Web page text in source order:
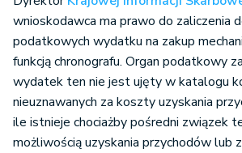
wnioskodawca ma prawo do zaliczenia
podatkowych wydatku na zakup
funkcją chronografu. Organ podatkowy
wydatek ten nie jest ujęty w katalogu
nieuznawanych za koszty uzyskania
ile istnieje chociażby pośredni związek
możliwością uzyskania przychodów lub